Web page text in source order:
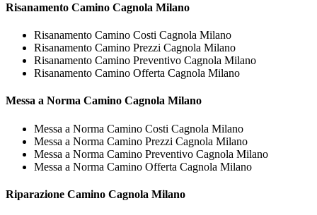
Risanamento Camino Cagnola Milano
Risanamento Camino Costi Cagnola Milano
Risanamento Camino Prezzi Cagnola Milano
Risanamento Camino Preventivo Cagnola Milano
Risanamento Camino Offerta Cagnola Milano
Messa a Norma Camino Cagnola Milano
Messa a Norma Camino Costi Cagnola Milano
Messa a Norma Camino Prezzi Cagnola Milano
Messa a Norma Camino Preventivo Cagnola Milano
Messa a Norma Camino Offerta Cagnola Milano
Riparazione Camino Cagnola Milano